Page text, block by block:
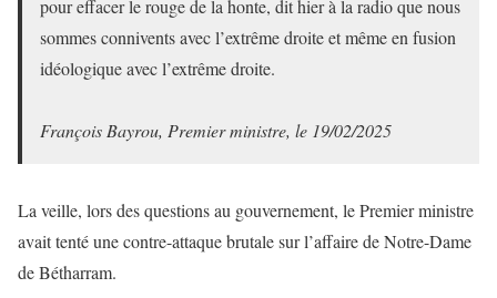
pour effacer le rouge de la honte, dit hier à la radio que nous
sommes connivents avec l’extrême droite et même en fusion
idéologique avec l’extrême droite.
François Bayrou, Premier ministre, le 19/02/2025
La veille, lors des questions au gouvernement, le Premier ministre
avait tenté une contre-attaque brutale sur l’affaire de Notre-Dame
de Bétharram.